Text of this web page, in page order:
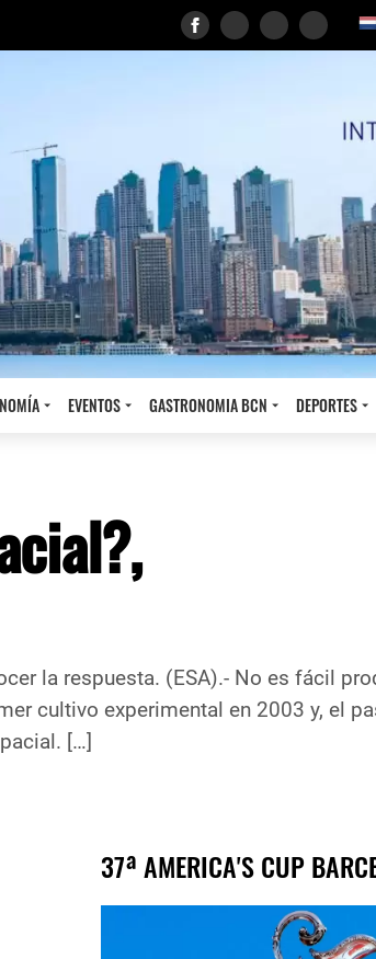
EVENTOS GASTRONOMIA BCN DEPORTES
la respuesta. (ESA).- No es fácil
cultivo experimental en 2003 y, el
[…]
37ª AMERICA'S CUP